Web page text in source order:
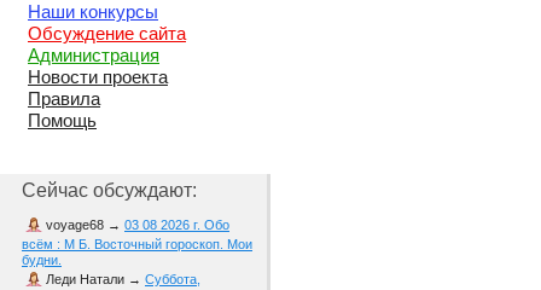
Наши конкурсы
Обсуждение сайта
Администрация
Новости проекта
Правила
Помощь
Сейчас обсуждают:
voyage68 → 03 08 2026 г. Обо
всём : М Б. Восточный гороскоп. Мои
будни.
Леди Натали → Суббота,